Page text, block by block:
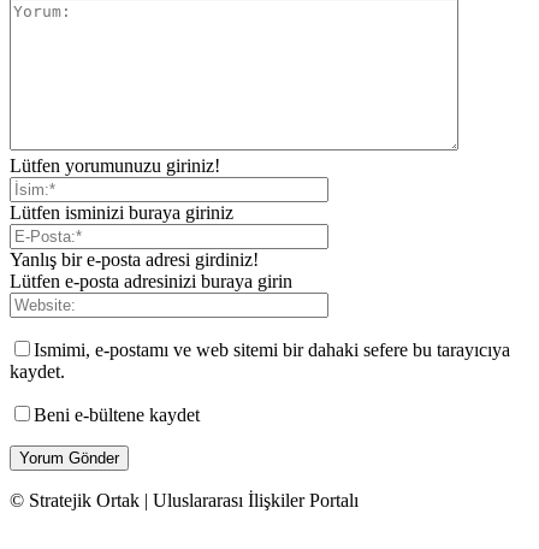
Lütfen yorumunuzu giriniz!
Lütfen isminizi buraya giriniz
Yanlış bir e-posta adresi girdiniz!
Lütfen e-posta adresinizi buraya girin
Ismimi, e-postamı ve web sitemi bir dahaki sefere bu tarayıcıya
kaydet.
Beni e-bültene kaydet
© Stratejik Ortak | Uluslararası İlişkiler Portalı